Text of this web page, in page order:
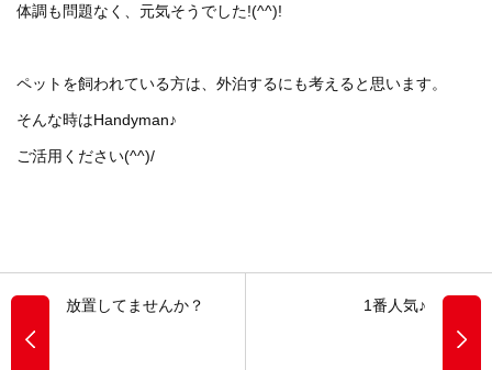
体調も問題なく、元気そうでした!(^^)!
ペットを飼われている方は、外泊するにも考えると思います。
そんな時はHandyman♪
ご活用ください(^^)/
放置してませんか？ 1番人気♪